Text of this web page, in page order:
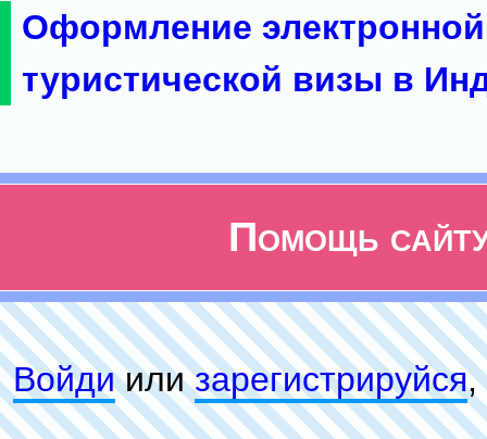
Оформление электронной
туристической визы в
Помощь
Войдиилизарeгиcтpируйся,